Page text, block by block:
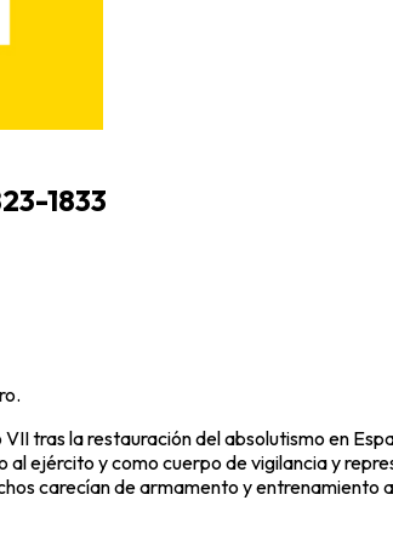
1833
VIItras la restauración del absolutismo en
ejército y como cuerpo de vigilancia y
carecían de armamento y